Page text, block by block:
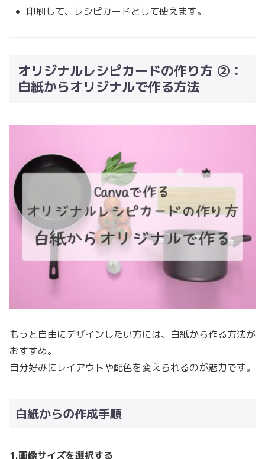
印刷して、レシピカードとして使えます。
オリジナルレシピカードの作り方 ②：
白紙からオリジナルで作る方法
もっと自由にデザインしたい方には、白紙から作る方法が
おすすめ。
自分好みにレイアウトや配色を変えられるのが魅力です。
白紙からの作成手順
1.画像サイズを選択する